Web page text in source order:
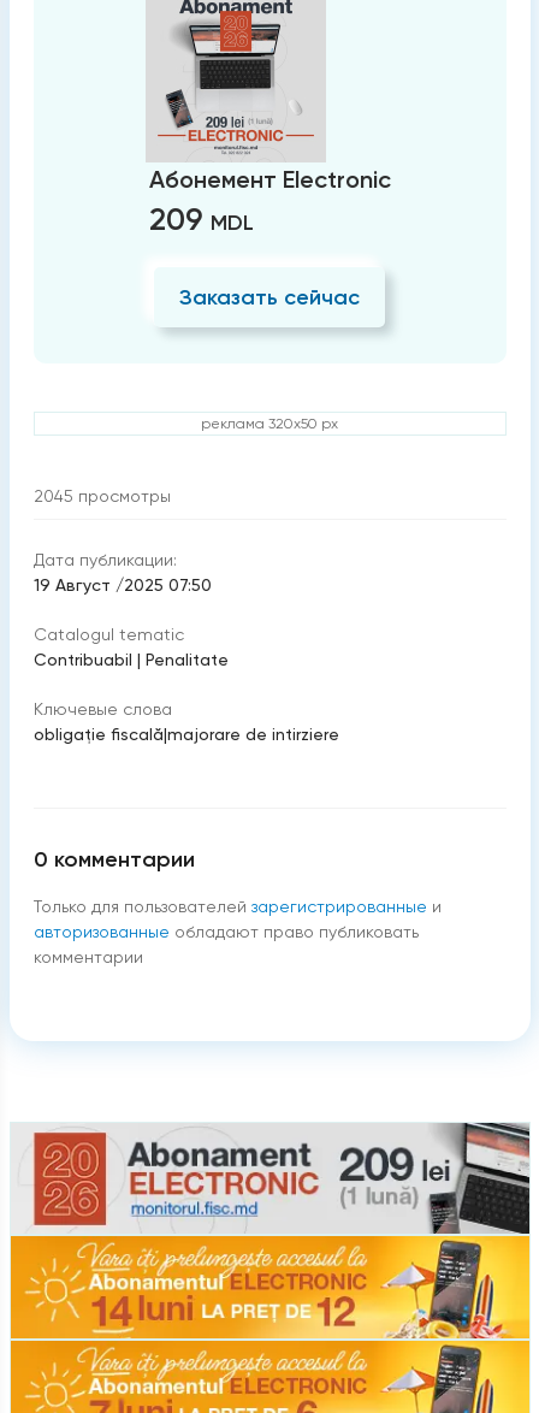
Абонемент Electronic
209 MDL
Заказать сейчас
реклама 320x50 px
2045 просмотры
Дата публикации:
19 Август /2025 07:50
Catalogul tematic
Contribuabil | Penalitate
Ключевые слова
obligaţie fiscală|majorare de intirziere
0 комментарии
Только для пользователей зарегистрированные и
авторизованные обладают право публиковать
комментарии